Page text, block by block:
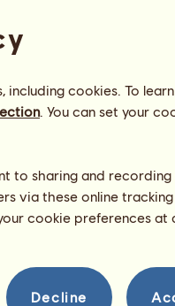
cookies. To
. You can set your
to sharing and recording
via these online tracking
cookie preferences at
Decline